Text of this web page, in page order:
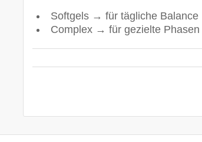
Softgels → für tägliche Balance
Complex → für gezielte Phasen